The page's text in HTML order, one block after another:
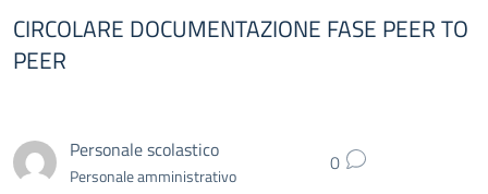
CIRCOLARE DOCUMENTAZIONE FASE PEER TO
PEER
Personale scolastico
Personale amministrativo 0